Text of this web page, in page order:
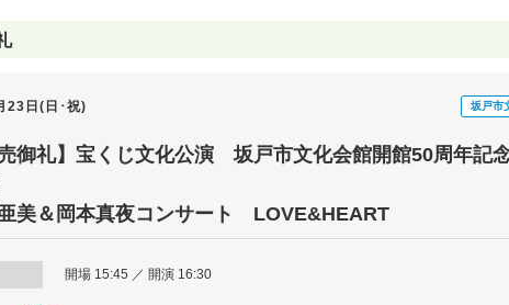
23日(日･祝) 坂戸市
売御礼】宝くじ文化公演 坂戸市文化会館開館50周年記
美＆岡本真夜コンサート LOVE&HEART
開場 15:45 ／ 開演 16:30